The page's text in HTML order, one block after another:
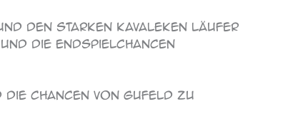
den starken Kavaleken Läufer
die Endspielchancen
Chancen von Gufeld zu